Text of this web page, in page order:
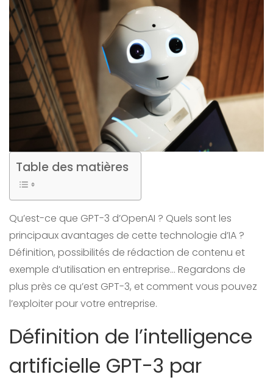
Table des matières
Qu’est-ce que GPT-3 d’OpenAI ? Quels sont les
principaux avantages de cette technologie d’IA ?
Définition, possibilités de rédaction de contenu et
exemple d’utilisation en entreprise… Regardons de
plus près ce qu’est GPT-3, et comment vous pouvez
l’exploiter pour votre entreprise.
Définition de l’intelligence
artificielle GPT-3 par